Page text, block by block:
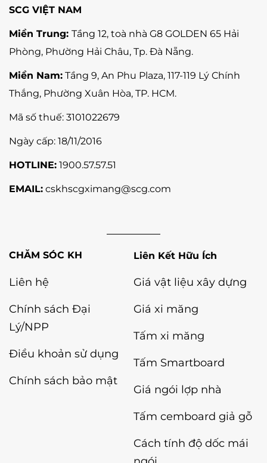
SCG VIỆT NAM
Miền Trung: Tầng 12, toà nhà G8 GOLDEN 65 Hải
Phòng, Phường Hải Châu, Tp. Đà Nẵng.
Miền Nam: Tầng 9, An Phu Plaza, 117-119 Lý Chính
Thắng, Phường Xuân Hòa, TP. HCM.
Mã số thuế: 3101022679
Ngày cấp: 18/11/2016
HOTLINE: 1900.57.57.51
EMAIL: cskhscgximang@scg.com
Liên hệ
Chính sách Đại
Lý/NPP
Điều khoản sử dụng
Chính sách bảo mật
Liên Kết Hữu Ích
Giá vật liệu xây dựng
Giá xi măng
Tấm xi măng
Tấm Smartboard
Giá ngói lợp nhà
Tấm cemboard giả gỗ
Cách tính độ dốc mái